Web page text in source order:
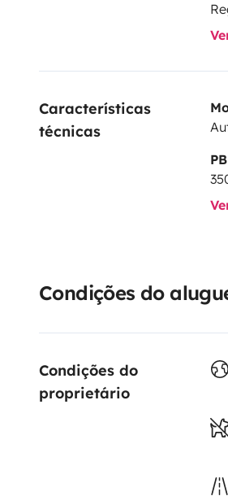
Características
técnicas
PB
Condições do
Condições do
proprietário